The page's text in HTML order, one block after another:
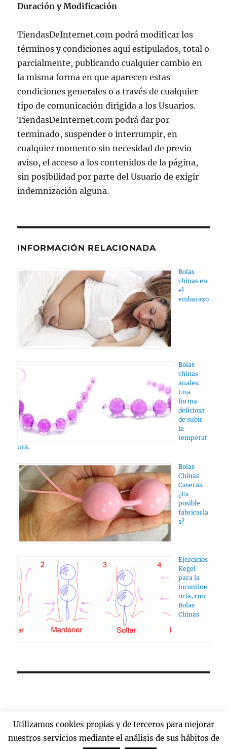
Duración y Modificación
TiendasDeInternet.com podrá modificar los
términos y condiciones aquí estipulados, total o
parcialmente, publicando cualquier cambio en
la misma forma en que aparecen estas
condiciones generales o a través de cualquier
tipo de comunicación dirigida a los Usuarios.
TiendasDeInternet.com podrá dar por
terminado, suspender o interrumpir, en
cualquier momento sin necesidad de previo
aviso, el acceso a los contenidos de la página,
sin posibilidad por parte del Usuario de exigir
indemnización alguna.
INFORMACIÓN RELACIONADA
Bolas
chinas en
el
embarazo
Bolas
chinas
anales.
Una
forma
deliciosa
de subir
la
temperat
ura.
Bolas
Chinas
Caseras.
¿Es
posible
fabricarla
s?
Ejercicios
Kegel
para la
incontine
ncia, con
Bolas
Chinas
Utilizamos cookies propias y de terceros para mejorar
nuestros servicios mediante el análisis de sus hábitos de